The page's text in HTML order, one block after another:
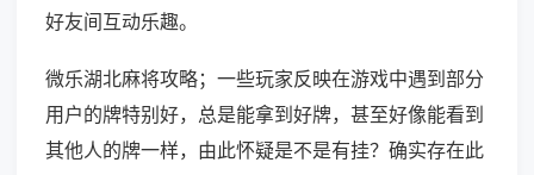
好友间互动乐趣。
微乐湖北麻将攻略；一些玩家反映在游戏中遇到部分
用户的牌特别好，总是能拿到好牌，甚至好像能看到
其他人的牌一样，由此怀疑是不是有挂？确实存在此